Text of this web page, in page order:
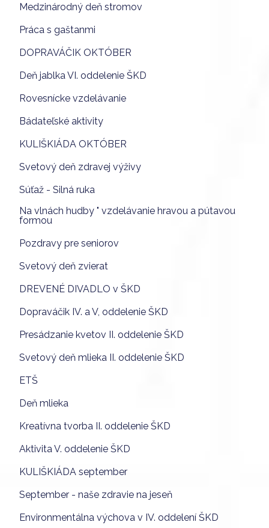
Medzinárodný deň stromov
Práca s gaštanmi
DOPRAVÁČIK OKTÓBER
Deň jablka VI. oddelenie ŠKD
Rovesnícke vzdelávanie
Bádateľské aktivity
KULIŠKIÁDA OKTÓBER
Svetový deň zdravej výživy
Súťaž - Silná ruka
Na vlnách hudby " vzdelávanie hravou a pútavou
formou
Pozdravy pre seniorov
Svetový deň zvierat
DREVENÉ DIVADLO v ŠKD
Dopraváčik IV. a V, oddelenie ŠKD
Presádzanie kvetov II. oddelenie ŠKD
Svetový deň mlieka II. oddelenie ŠKD
ETŠ
Deň mlieka
Kreatívna tvorba II. oddelenie ŠKD
Aktivita V. oddelenie ŠKD
KULIŠKIÁDA september
September - naše zdravie na jeseň
Environmentálna výchova v IV. oddelení ŠKD